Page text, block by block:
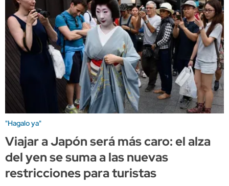
"Hagalo ya"
Viajar a Japón será más caro: el alza
del yen se suma a las nuevas
restricciones para turistas